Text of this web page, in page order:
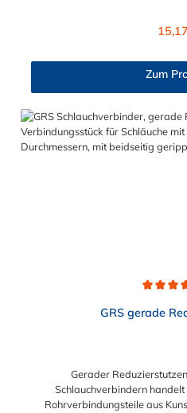
Schlauchverbinder ist
sogenannte Tannenbaum
Schlauchschelle erforderlich
Edelstahl-Schlauchverbinder
25mm (1"), 30mm, 32mm (1 1/
Zum
GRS gerade
Gerader
Schlauchverbindern handelt
Rohrverbindungsteile aus